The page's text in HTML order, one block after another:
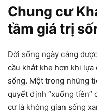
Chung cư
tầm giá trị
Đời sống ngày càng
cầu khắt khe hơn khi
sống. Một trong những
quyết định “xuống tiền”
cư là không gian sống